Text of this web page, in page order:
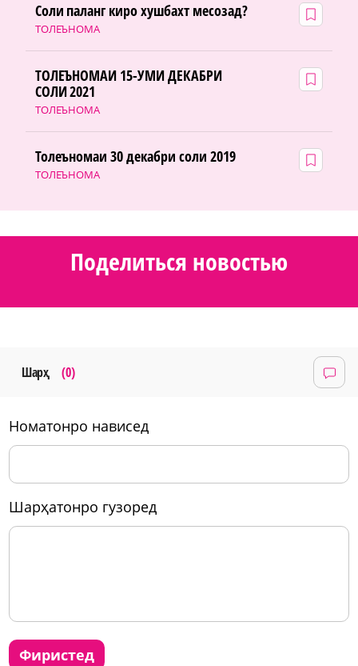
ТОЛЕЪНОМА
Соли паланг киро хушбахт месозад?
ТОЛЕЪНОМА
ТОЛЕЪНОМАИ 15-УМИ ДЕКАБРИ
СОЛИ 2021
ТОЛЕЪНОМА
Толеъномаи 30 декабри соли 2019
Поделиться новостью
Шарҳ (0)
номатонро нависед
шарҳатонро гузоред
фиристед